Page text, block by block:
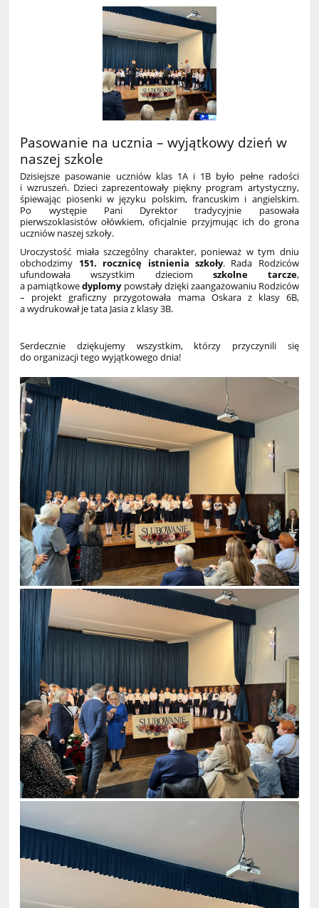
Pasowanie na ucznia – wyjątkowy dzień w
naszej szkole
Dzisiejsze pasowanie uczniów klas 1A i 1B było pełne radości
i wzruszeń. Dzieci zaprezentowały piękny program artystyczny,
śpiewając piosenki w języku polskim, francuskim i angielskim.
Po występie Pani Dyrektor tradycyjnie pasowała
pierwszoklasistów ołówkiem, oficjalnie przyjmując ich do grona
uczniów naszej szkoły.
Uroczystość miała szczególny charakter, ponieważ w tym dniu
obchodzimy 151. rocznicę istnienia szkoły. Rada Rodziców
ufundowała wszystkim dzieciom
szkolne tarcze,
a pamiątkowedyplomy powstały dzięki zaangażowaniu Rodziców
– projekt graficzny przygotowała mama Oskara z klasy 6B,
a wydrukował je tata Jasia z klasy 3B.
Serdecznie dziękujemy wszystkim, którzy przyczynili się
do organizacji tego wyjątkowego dnia!